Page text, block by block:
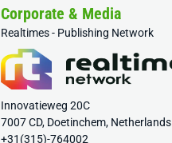
Corporate & Media
Realtimes - Publishing Network
Innovatieweg 20C
7007 CD, Doetinchem, Netherlands
+31(315)-764002